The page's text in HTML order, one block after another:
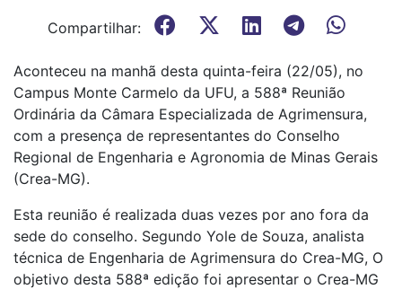
Compartilhar:
Aconteceu na manhã desta quinta-feira (22/05), no
Campus Monte Carmelo da UFU, a 588ª Reunião
Ordinária da Câmara Especializada de Agrimensura,
com a presença de representantes do Conselho
Regional de Engenharia e Agronomia de Minas Gerais
(Crea-MG).
Esta reunião é realizada duas vezes por ano fora da
sede do conselho. Segundo Yole de Souza, analista
técnica de Engenharia de Agrimensura do Crea-MG, O
objetivo desta 588ª edição foi apresentar o Crea-MG